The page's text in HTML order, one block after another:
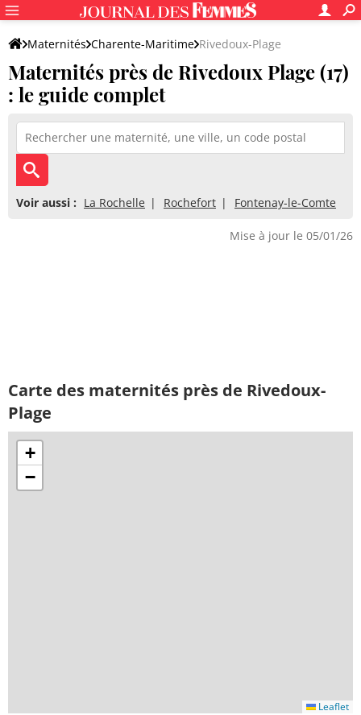
Maternités Charente-Maritime Rivedoux-Plage
Maternités près de Rivedoux Plage (17)
: le guide complet
Voir aussi : La Rochelle Rochefort Fontenay-le-Comte
Mise à jour le 05/01/26
Carte des maternités près de Rivedoux-
Plage
+
−
Leaflet